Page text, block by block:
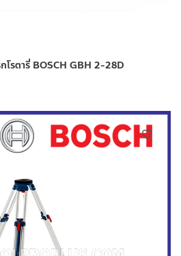
กโรตารี่ BOSCH GBH 2-28D